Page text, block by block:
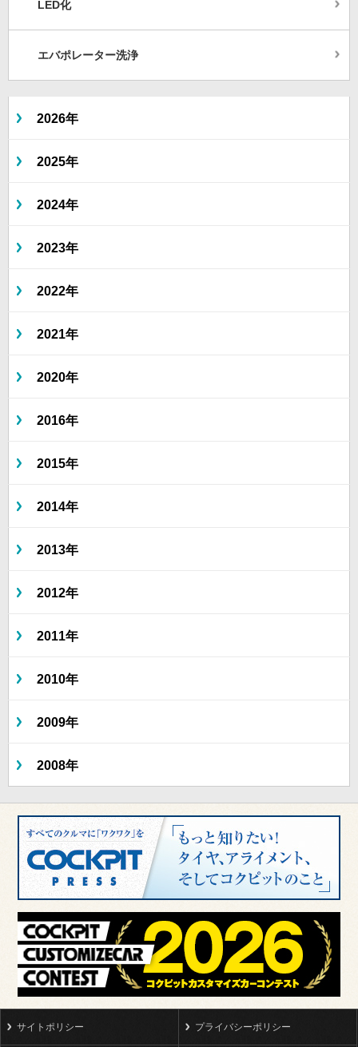
LED化
エバポレーター洗浄
2026年
2025年
2024年
2023年
2022年
2021年
2020年
2016年
2015年
2014年
2013年
2012年
2011年
2010年
2009年
2008年
サイトポリシー プライバシーポリシー